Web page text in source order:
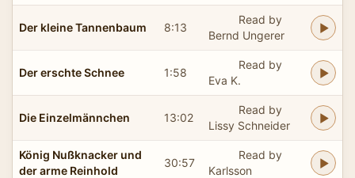
Der kleine Tannenbaum 8:13
Read by
Bernd Ungerer
Der erschte Schnee 1:58
Read by
Eva K.
Die Einzelmännchen 13:02
Read by
Lissy Schneider
König Nußknacker und
der arme Reinhold
30:57
Read by
Karlsson